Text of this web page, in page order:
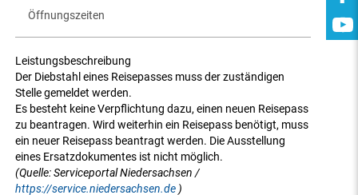
Öffnungszeiten
Leistungsbeschreibung
Der Diebstahl eines Reisepasses muss der zuständigen
Stelle gemeldet werden.
Es besteht keine Verpflichtung dazu, einen neuen Reisepass
zu beantragen. Wird weiterhin ein Reisepass benötigt, muss
ein neuer Reisepass beantragt werden. Die Ausstellung
eines Ersatzdokumentes ist nicht möglich.
(Quelle: Serviceportal Niedersachsen /
https://service.niedersachsen.de )